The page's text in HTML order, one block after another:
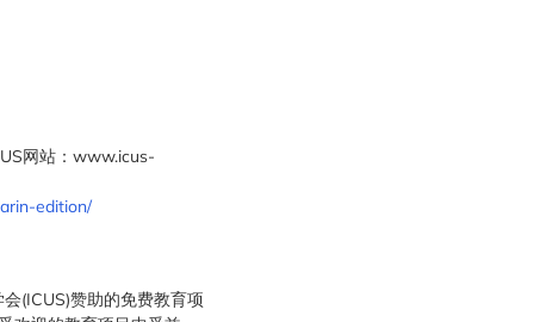
网站：www.icus-
edition/
(ICUS)赞助的免费教育项